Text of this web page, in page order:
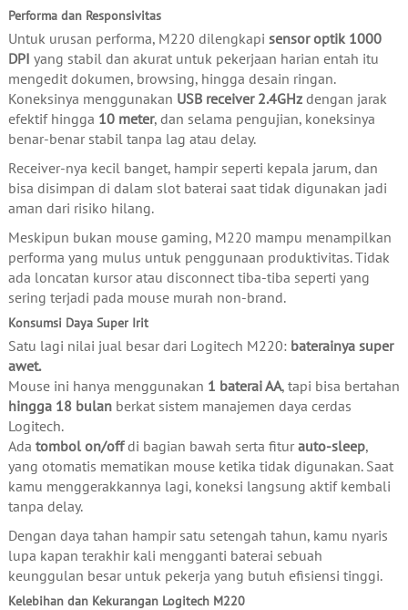
Performa dan Responsivitas
Untuk urusan performa, M220 dilengkapi sensor optik 1000
DPI yang stabil dan akurat untuk pekerjaan harian entah itu
mengedit dokumen, browsing, hingga desain ringan.
Koneksinya menggunakan USB receiver 2.4GHzdengan jarak
efektif hingga 10 meter, dan selama pengujian, koneksinya
benar-benar stabil tanpa lag atau delay.
Receiver-nya kecil banget, hampir seperti kepala jarum, dan
bisa disimpan di dalam slot baterai saat tidak digunakan jadi
aman dari risiko hilang.
Meskipun bukan mouse gaming, M220 mampu menampilkan
performa yang mulus untuk penggunaan produktivitas. Tidak
ada loncatan kursor atau disconnect tiba-tiba seperti yang
sering terjadi pada mouse murah non-brand.
Konsumsi Daya Super Irit
Satu lagi nilai jual besar dari Logitech M220: baterainya super
awet.
Mouse ini hanya menggunakan 1 baterai AA, tapi bisa bertahan
hingga 18 bulanberkat sistem manajemen daya cerdas
Logitech.
Ada tombol on/offdi bagian bawah serta fitur auto-sleep,
yang otomatis mematikan mouse ketika tidak digunakan. Saat
kamu menggerakkannya lagi, koneksi langsung aktif kembali
tanpa delay.
Dengan daya tahan hampir satu setengah tahun, kamu nyaris
lupa kapan terakhir kali mengganti baterai sebuah
keunggulan besar untuk pekerja yang butuh efisiensi tinggi.
Kelebihan dan Kekurangan Logitech M220